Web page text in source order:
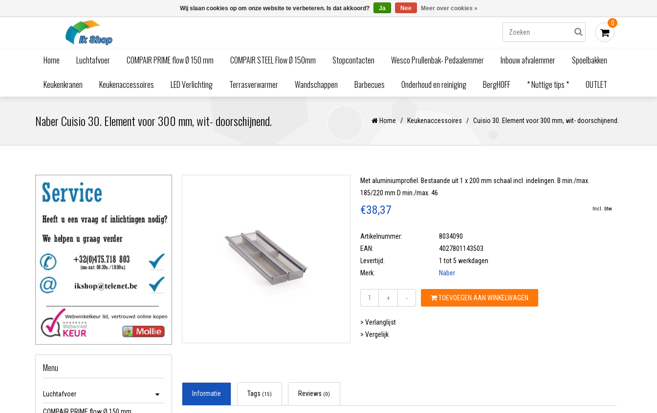
0
Home Luchtafvoer COMPAIR PRIME flow Ø 150 mm COMPAIR STEEL Flow Ø 150mm Stopcontacten Wesco Prullenbak- Pedaalemmer Inbouw afvalemmer Spoelbakken
Keukenkranen Keukenaccessoires LED Verlichting Terrasverwarmer Wandschappen Barbecues Onderhoud en reiniging BergHOFF * Nuttige tips * OUTLET
Naber Cuisio 30. Element voor 300 mm, wit- doorschijnend. Home / Keukenaccessoires / Cuisio 30. Element voor 300 mm, wit- doorschijnend.
Met aluminiumprofiel. Bestaande uit 1 x 200 mm schaal incl. indelingen. B min./max.
185/220 mm D min./max. 46
€38,37 Incl. btw
Artikelnummer:
8034090
EAN:
4027801143503
Levertijd:
1 tot 5 werkdagen
Merk:
Naber
+ - TOEVOEGEN AAN WINKELWAGEN
> Verlanglijst
> Vergelijk
Informatie Tags (15) Reviews (0)
Menu
Luchtafvoer
COMPAIR PRIME flow Ø 150 mm
Wij slaan cookies op om onze website te verbeteren. Is dat akkoord? Ja Nee Meer over cookies »